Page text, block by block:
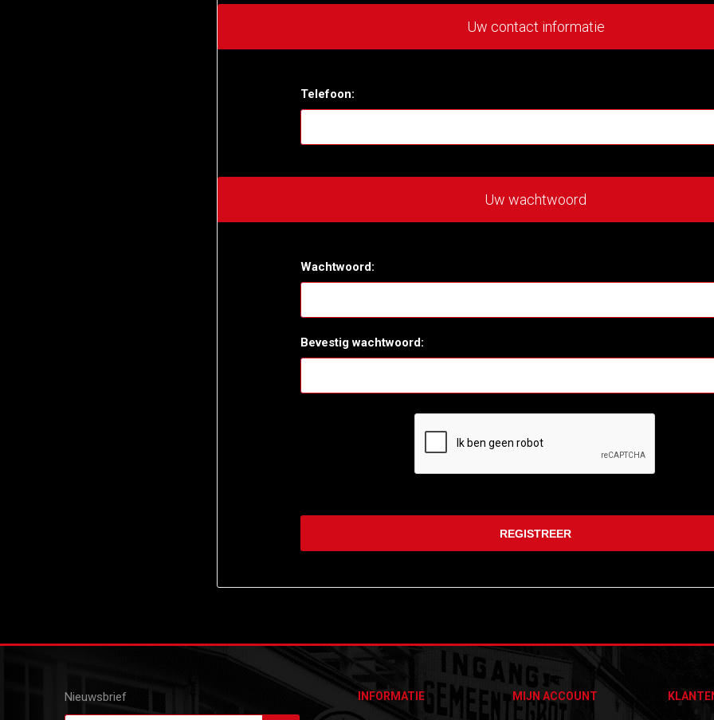
Uw contact informatie
Telefoon:
Uw wachtwoord
Wachtwoord:
Bevestig wachtwoord:
Nieuwsbrief INFORMATIE MIJN ACCOUNT